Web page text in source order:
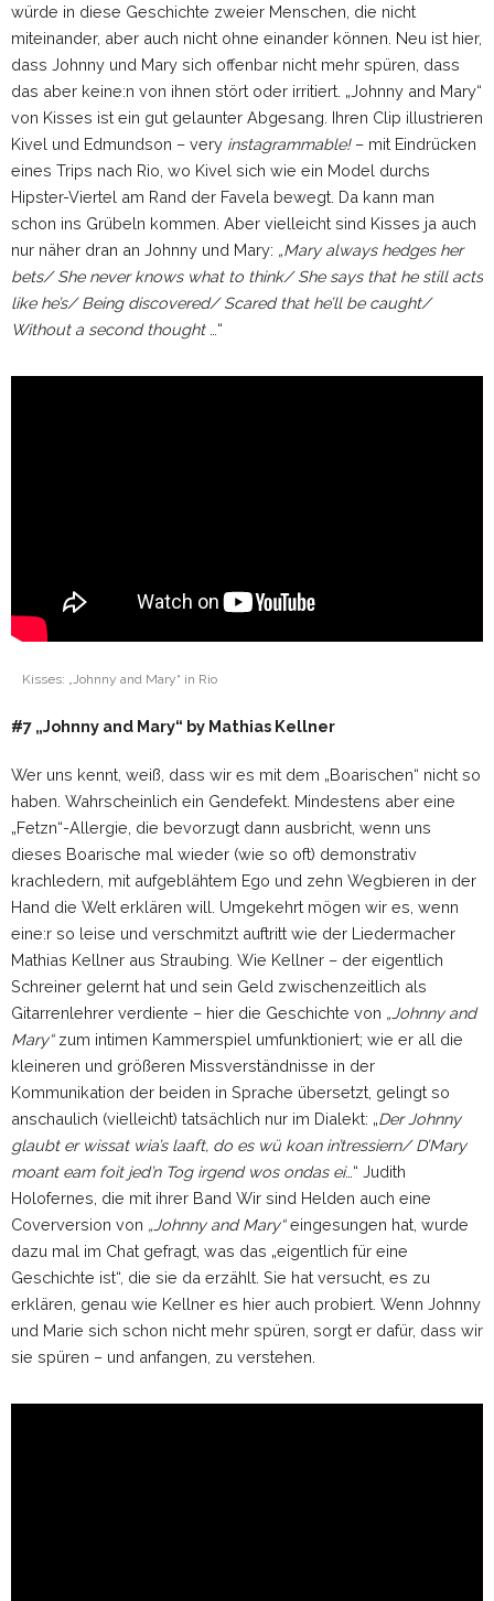
würde in diese Geschichte zweier Menschen, die nicht
miteinander, aber auch nicht ohne einander können. Neu ist hier,
dass Johnny und Mary sich offenbar nicht mehr spüren, dass
das aber keine:n von ihnen stört oder irritiert. „Johnny and Mary“
von Kisses ist ein gut gelaunter Abgesang. Ihren Clip illustrieren
Kivel und Edmundson – very instagrammable!– mit Eindrücken
eines Trips nach Rio, wo Kivel sich wie ein Model durchs
Hipster-Viertel am Rand der Favela bewegt. Da kann man
schon ins Grübeln kommen. Aber vielleicht sind Kisses ja auch
nur näher dran an Johnny und Mary: „Mary always hedges her
bets/ She never knows what to think/ She says that he still acts
like he’s/ Being discovered/ Scared that he’ll be caught/
Without a second thought…“
Kisses: „Johnny and Mary“ in Rio
#7 „Johnny and Mary“ by Mathias Kellner
Wer uns kennt, weiß, dass wir es mit dem „Boarischen“ nicht so
haben. Wahrscheinlich ein Gendefekt. Mindestens aber eine
„Fetzn“-Allergie, die bevorzugt dann ausbricht, wenn uns
dieses Boarische mal wieder (wie so oft) demonstrativ
krachledern, mit aufgeblähtem Ego und zehn Wegbieren in der
Hand die Welt erklären will. Umgekehrt mögen wir es, wenn
eine:r so leise und verschmitzt auftritt wie der Liedermacher
Mathias Kellner aus Straubing. Wie Kellner – der eigentlich
Schreiner gelernt hat und sein Geld zwischenzeitlich als
Gitarrenlehrer verdiente – hier die Geschichte von „Johnny and
Mary“ zum intimen Kammerspiel umfunktioniert; wie er all die
kleineren und größeren Missverständnisse in der
Kommunikation der beiden in Sprache übersetzt, gelingt so
anschaulich (vielleicht) tatsächlich nur im Dialekt: „Der Johnny
glaubt er wissat wia’s laaft, do es wü koan in’tressiern/ D’Mary
moant eam foit jed’n Tog irgend wos ondas ei…“ Judith
Holofernes, die mit ihrer Band Wir sind Helden auch eine
Coverversion von „Johnny and Mary“eingesungen hat, wurde
dazu mal im Chat gefragt, was das „eigentlich für eine
Geschichte ist“, die sie da erzählt. Sie hat versucht, es zu
erklären, genau wie Kellner es hier auch probiert. Wenn Johnny
und Marie sich schon nicht mehr spüren, sorgt er dafür, dass wir
sie spüren – und anfangen, zu verstehen.